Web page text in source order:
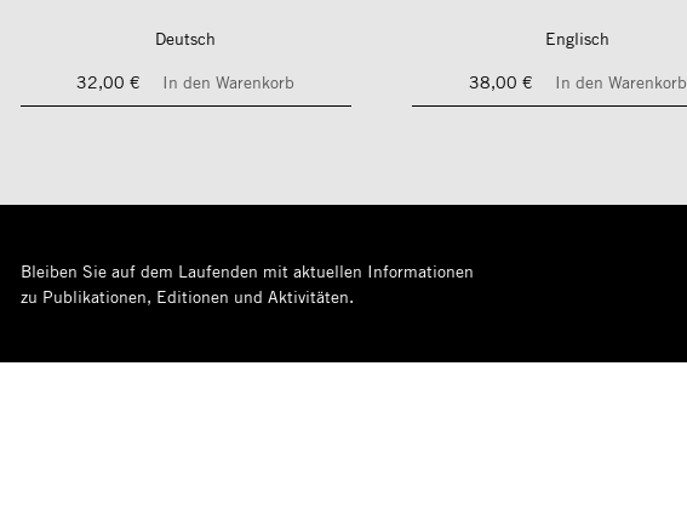
Deutsch
32,00 €
In den Warenkorb
Englisch
38,00 €
In den Warenkorb
Bleiben Sie auf dem Laufenden mit aktuellen Informationen
zu Publikationen, Editionen und Aktivitäten.